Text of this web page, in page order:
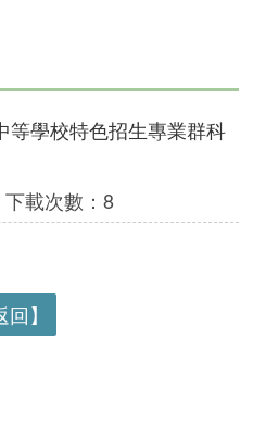
等學校特色招生專業群科
下載次數：8
回】